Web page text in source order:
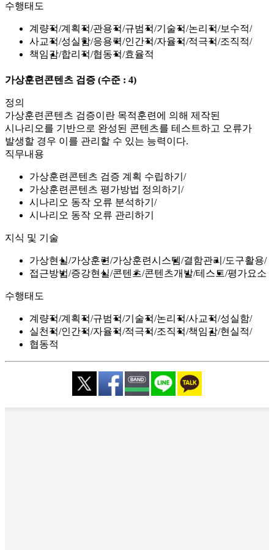
수행태도
계량적 계획적 관용적 규범적 기술적 논리적 보수적
사교적 성실함 응용력 인간적 자율적 적극적 조직적
책임감 합리적 협동적 효율적
가상훈련콘텐츠 검증 (수준 : 4)
정의
가상훈련콘텐츠 검증이란 목적훈련에 의해 제작된
시나리오를 기반으로 완성된 콘텐츠를 테스트하고 오류가
발생할 경우 이를 관리할 수 있는 능력이다.
직무내용
가상훈련콘텐츠 검증 계획 수립하기
가상훈련콘텐츠 평가방법 정의하기
시나리오 동작 오류 분석하기
시나리오 동작 오류 관리하기
지식 및 기술
가상현실 가상훈련 가상훈련시스템 결함관리 도구활용
접근방법 증강현실 콘텐츠 콘텐츠개발 테스트 평가요소
수행태도
계량적 계획적 규범적 기술적 논리적 사교적 성실함
실천적 인간적 자율적 적극적 조직적 책임감 현실적
협동적